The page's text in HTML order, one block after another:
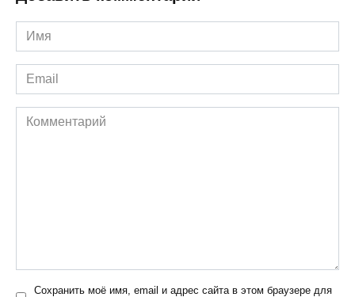
Имя
*
Email
*
Комментарий
Сохранить моё имя, email и адрес сайта в этом браузере для